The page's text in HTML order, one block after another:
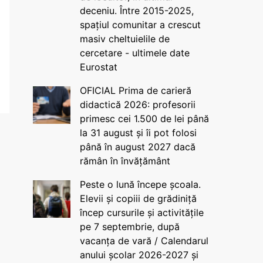
deceniu. Între 2015-2025,
spațiul comunitar a crescut
masiv cheltuielile de
cercetare - ultimele date
Eurostat
OFICIAL Prima de carieră
didactică 2026: profesorii
primesc cei 1.500 de lei până
la 31 august și îi pot folosi
până în august 2027 dacă
rămân în învățământ
Peste o lună începe școala.
Elevii și copiii de grădiniță
încep cursurile și activitățile
pe 7 septembrie, după
vacanța de vară / Calendarul
anului școlar 2026-2027 și